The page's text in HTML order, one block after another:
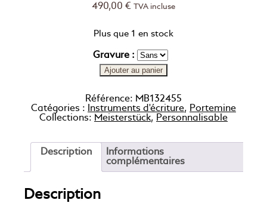
490,00 € TVA incluse
Plus que 1 en stock
Gravure :
Ajouter au panier
Référence: MB132455
Catégories : Instruments d'écriture, Portemine
Collections: Meisterstück, Personnalisable
Description
Informations
complémentaires
Description